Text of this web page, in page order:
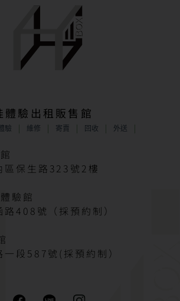
驗出租販售館
驗 維修 寄賣 回收 外送
區保生路323號2樓
驗館
408號（採預約制）
段587號(採預約制）